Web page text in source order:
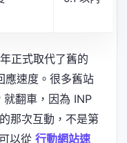
正式取代了舊的
應速度。很多舊站
翻車，因為 INP
那次互動，不是第
以從 行動網站速